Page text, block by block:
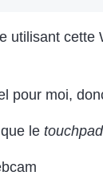
utilisant cette
pour moi,
le touchpad